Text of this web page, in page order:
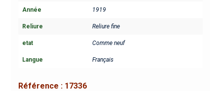
Année 1919
Reliure Reliure fine
etat Comme neuf
Langue Français
Référence : 17336